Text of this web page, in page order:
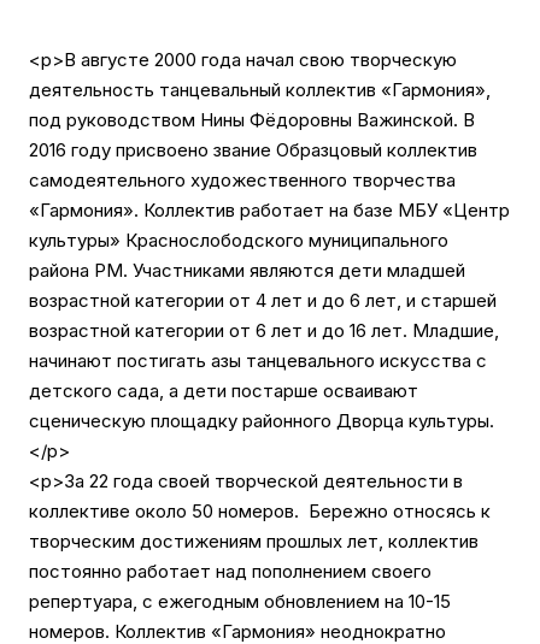
<p>В августе 2000 года начал свою творческую
деятельность танцевальный коллектив «Гармония»,
под руководством Нины Фёдоровны Важинской. В
2016 году присвоено звание Образцовый коллектив
самодеятельного художественного творчества
«Гармония». Коллектив работает на базе МБУ «Центр
культуры» Краснослободского муниципального
района РМ. Участниками являются дети младшей
возрастной категории от 4 лет и до 6 лет, и старшей
возрастной категории от 6 лет и до 16 лет. Младшие,
начинают постигать азы танцевального искусства с
детского сада, а дети постарше осваивают
сценическую площадку районного Дворца культуры.
</p>
<p>За 22 года своей творческой деятельности в
коллективе около 50 номеров. Бережно относясь к
творческим достижениям прошлых лет, коллектив
постоянно работает над пополнением своего
репертуара, с ежегодным обновлением на 10-15
номеров. Коллектив «Гармония» неоднократно